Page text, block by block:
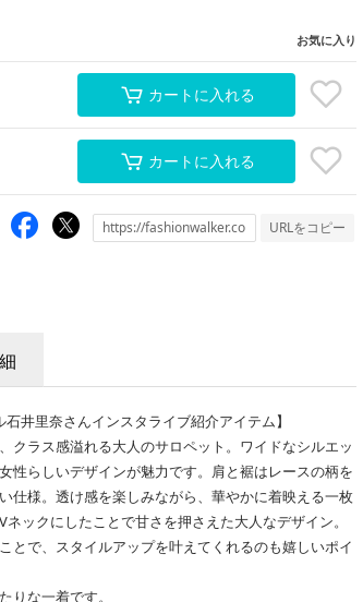
お気に入り
カートに入れる
カートに入れる
URLをコピー
井里奈さんインスタライブ紹介アイテム】
クラス感溢れる大人のサロペット。ワイドなシルエッ
性らしいデザインが魅力です。肩と裾はレースの柄を
仕様。透け感を楽しみながら、華やかに着映える一枚
ックにしたことで甘さを押さえた大人なデザイン。
とで、スタイルアップを叶えてくれるのも嬉しいポイ
りな一着です。